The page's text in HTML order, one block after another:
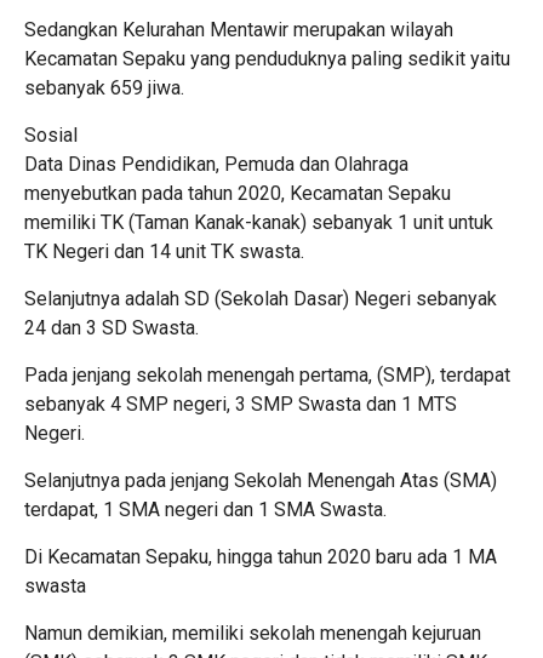
Sedangkan Kelurahan Mentawir merupakan wilayah
Kecamatan Sepaku yang penduduknya paling sedikit yaitu
sebanyak 659 jiwa.
Sosial
Data Dinas Pendidikan, Pemuda dan Olahraga
menyebutkan pada tahun 2020, Kecamatan Sepaku
memiliki TK (Taman Kanak-kanak) sebanyak 1 unit untuk
TK Negeri dan 14 unit TK swasta.
Selanjutnya adalah SD (Sekolah Dasar) Negeri sebanyak
24 dan 3 SD Swasta.
Pada jenjang sekolah menengah pertama, (SMP), terdapat
sebanyak 4 SMP negeri, 3 SMP Swasta dan 1 MTS
Negeri.
Selanjutnya pada jenjang Sekolah Menengah Atas (SMA)
terdapat, 1 SMA negeri dan 1 SMA Swasta.
Di Kecamatan Sepaku, hingga tahun 2020 baru ada 1 MA
swasta
Namun demikian, memiliki sekolah menengah kejuruan